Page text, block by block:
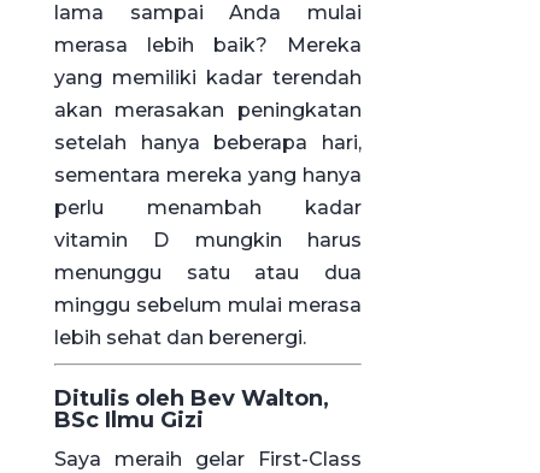
lama sampai Anda mulai
merasa lebih baik? Mereka
yang memiliki kadar terendah
akan merasakan peningkatan
setelah hanya beberapa hari,
sementara mereka yang hanya
perlu menambah kadar
vitamin D mungkin harus
menunggu satu atau dua
minggu sebelum mulai merasa
lebih sehat dan berenergi.
Ditulis oleh Bev Walton,
BSc Ilmu Gizi
Saya meraih gelar First-Class